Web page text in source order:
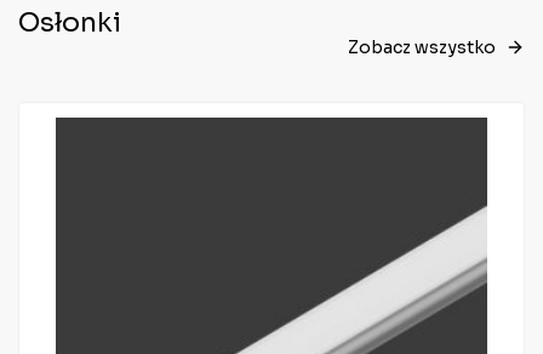
Osłonki
Zobacz wszystko